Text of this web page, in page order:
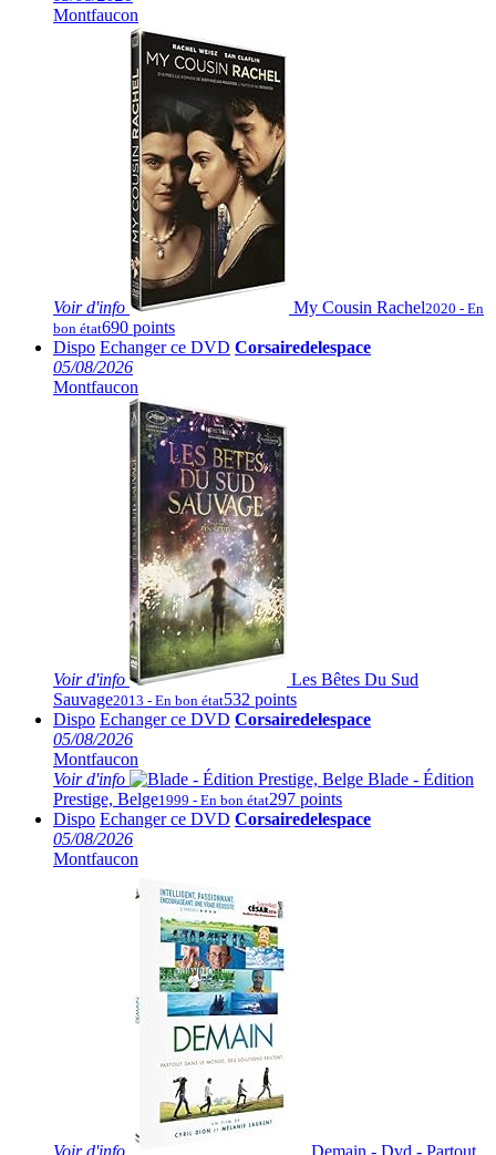
Montfaucon
Voir d'info My Cousin Rachel2020 - En
bon état690 points
Dispo Echanger ce DVD Corsairedelespace
05/08/2026
Montfaucon
Voir d'info
Les Bêtes Du Sud
Sauvage2013 - En bon état532 points
Dispo Echanger ce DVD Corsairedelespace
05/08/2026
Montfaucon
Voir d'info
Blade - Édition
Prestige, Belge1999 - En bon état297 points
Dispo Echanger ce DVD Corsairedelespace
05/08/2026
Montfaucon
Voir d'info Demain - Dvd - Partout